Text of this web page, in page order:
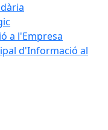
a l'Empresa
d'Informació al